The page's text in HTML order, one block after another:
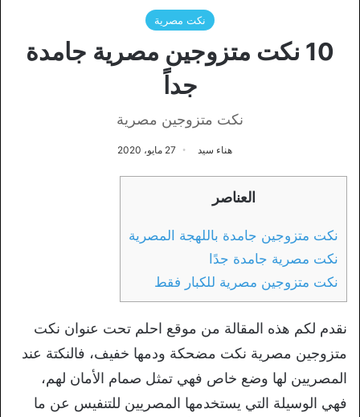
نكت مصرية
10 نكت متزوجين مصرية جامدة
جداً
نكت متزوجين مصرية
هناء سيد 27 مايو، 2020
العناصر
نكت متزوجين جامدة باللهجة المصرية
نكت مصرية جامدة جدًا
نكت متزوجين مصرية للكبار فقط
نقدم لكم هذه المقالة من موقع احلم تحت عنوان نكت
متزوجين مصرية نكت مضحكة ودمها خفيف، فالنكتة عند
المصريين لها وضع خاص فهي تمثل صمام الأمان لهم،
فهي الوسيلة التي يستخدمها المصريين للتنفيس عن ما